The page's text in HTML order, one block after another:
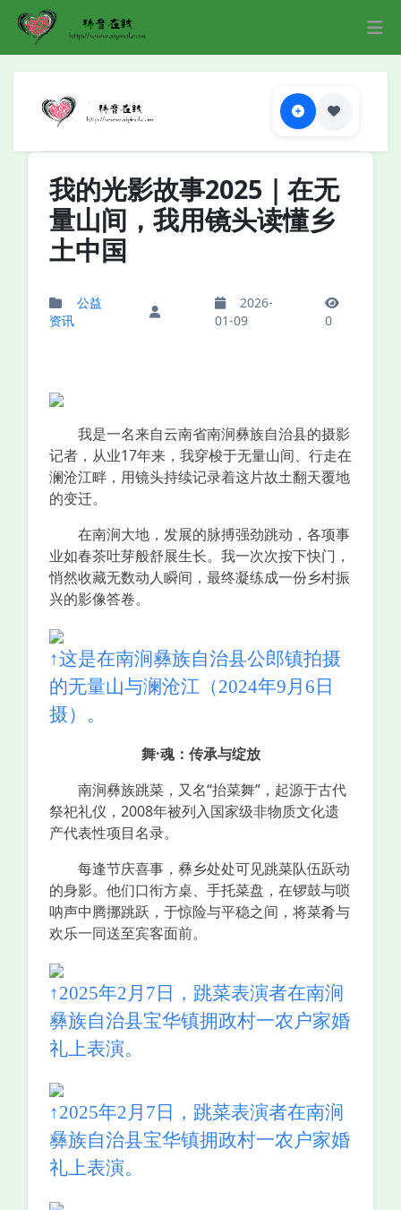
我的光影故事2025｜在无
量山间，我用镜头读懂乡
土中国
公益
资讯
2026-
01-09
0
我是一名来自云南省南涧彝族自治县的摄影
记者，从业17年来，我穿梭于无量山间、行走在
澜沧江畔，用镜头持续记录着这片故土翻天覆地
的变迁。
在南涧大地，发展的脉搏强劲跳动，各项事
业如春茶吐芽般舒展生长。我一次次按下快门，
悄然收藏无数动人瞬间，最终凝练成一份乡村振
兴的影像答卷。
↑这是在南涧彝族自治县公郎镇拍摄
的无量山与澜沧江（2024年9月6日
摄）。
舞·魂：传承与绽放
南涧彝族跳菜，又名“抬菜舞”，起源于古代
祭祀礼仪，2008年被列入国家级非物质文化遗
产代表性项目名录。
每逢节庆喜事，彝乡处处可见跳菜队伍跃动
的身影。他们口衔方桌、手托菜盘，在锣鼓与唢
呐声中腾挪跳跃，于惊险与平稳之间，将菜肴与
欢乐一同送至宾客面前。
↑2025年2月7日，跳菜表演者在南涧
彝族自治县宝华镇拥政村一农户家婚
礼上表演。
↑2025年2月7日，跳菜表演者在南涧
彝族自治县宝华镇拥政村一农户家婚
礼上表演。